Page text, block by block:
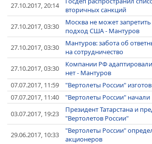
27.10.2017, 20:14
вторичных санкций
27.10.2017, 03:30
Москва не может
подход США - Мантуров
27.10.2017, 03:30
Мантуров: забота об
на сотрудничество
27.10.2017, 03:30
Компании РФ
нет - Мантуров
07.07.2017, 11:59
"Вертолеты России"
07.07.2017, 11:40
"Вертолеты России"
03.07.2017, 19:23
Президент Татарстана и
"Вертолетов России"
29.06.2017, 10:33
"Вертолеты России"
акционеров